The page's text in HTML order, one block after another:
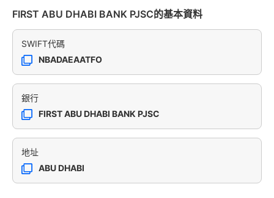
FIRST ABU DHABI BANK PJSC的基本資料
SWIFT代碼
NBADAEAATFO
銀行
FIRST ABU DHABI BANK PJSC
地址
ABU DHABI